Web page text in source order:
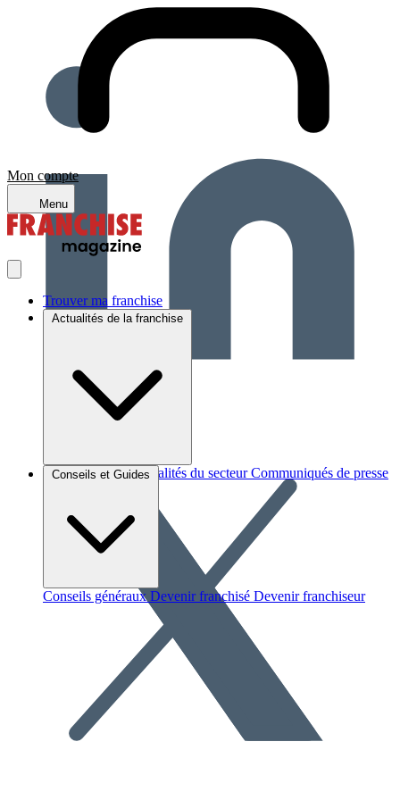
Mon compte
Menu
Trouver ma franchise
Actualités de la franchise
Brèves et actus Actualités du secteur Communiqués de presse
Conseils et Guides
Conseils généraux Devenir franchisé Devenir franchiseur